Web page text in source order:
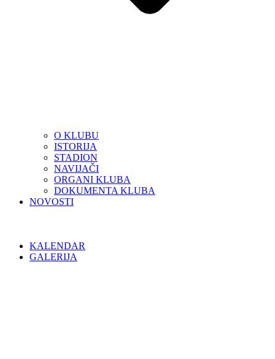
O KLUBU
ISTORIJA
STADION
NAVIJAČI
ORGANI KLUBA
DOKUMENTA KLUBA
NOVOSTI
KALENDAR
GALERIJA